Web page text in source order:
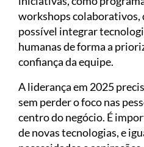
workshops colaborativos,
possível integrar
humanas de forma a
confiança da equipe.
A liderança em 2025
sem perder o foco nas
centro do negócio. É
de novas tecnologias, e